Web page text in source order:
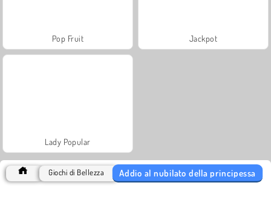
Pop Fruit Jackpot
Lady Popular
Giochi di Bellezza Addio al nubilato della principessa